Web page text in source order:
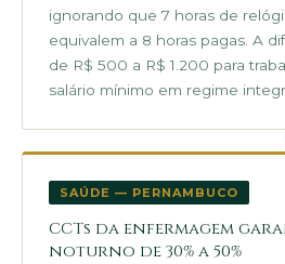
ignorando que 7 horas de
equivalem a 8 horas pagas. A
de R$ 500 a R$ 1.200 para
salário mínimo em regime
SAÚDE — PERNAMBUCO
CCTs da enfermagem
noturno de 30% a 50%